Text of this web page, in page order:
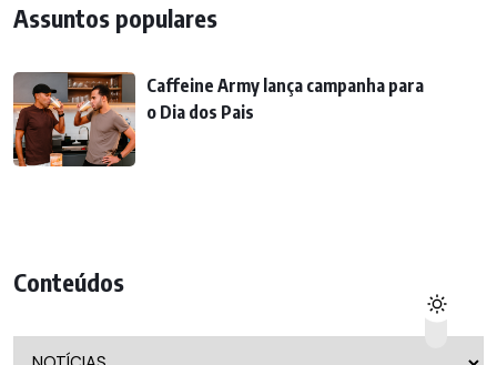
Assuntos populares
Caffeine Army lança campanha para
o Dia dos Pais
Conteúdos
Conteúdos